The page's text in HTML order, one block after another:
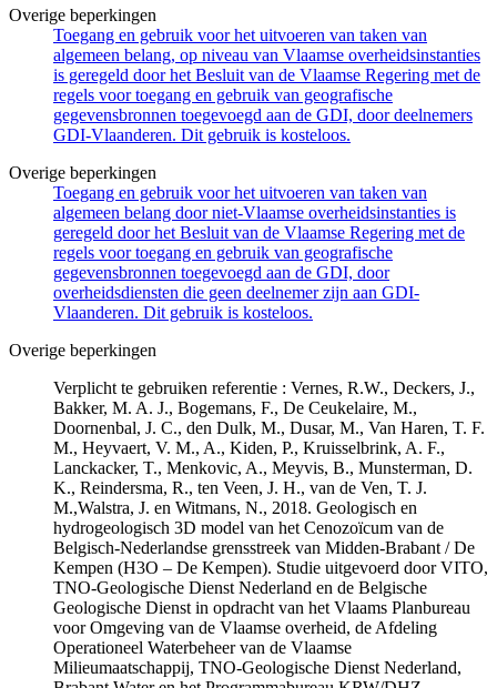
Overige beperkingen
Toegang en gebruik voor het uitvoeren van taken van
algemeen belang, op niveau van Vlaamse overheidsinstanties
is geregeld door het Besluit van de Vlaamse Regering met de
regels voor toegang en gebruik van geografische
gegevensbronnen toegevoegd aan de GDI, door deelnemers
GDI-Vlaanderen. Dit gebruik is kosteloos.
Overige beperkingen
Toegang en gebruik voor het uitvoeren van taken van
algemeen belang door niet-Vlaamse overheidsinstanties is
geregeld door het Besluit van de Vlaamse Regering met de
regels voor toegang en gebruik van geografische
gegevensbronnen toegevoegd aan de GDI, door
overheidsdiensten die geen deelnemer zijn aan GDI-
Vlaanderen. Dit gebruik is kosteloos.
Overige beperkingen
Verplicht te gebruiken referentie : Vernes, R.W., Deckers, J.,
Bakker, M. A. J., Bogemans, F., De Ceukelaire, M.,
Doornenbal, J. C., den Dulk, M., Dusar, M., Van Haren, T. F.
M., Heyvaert, V. M., A., Kiden, P., Kruisselbrink, A. F.,
Lanckacker, T., Menkovic, A., Meyvis, B., Munsterman, D.
K., Reindersma, R., ten Veen, J. H., van de Ven, T. J.
M.,Walstra, J. en Witmans, N., 2018. Geologisch en
hydrogeologisch 3D model van het Cenozoïcum van de
Belgisch-Nederlandse grensstreek van Midden-Brabant / De
Kempen (H3O – De Kempen). Studie uitgevoerd door VITO,
TNO-Geologische Dienst Nederland en de Belgische
Geologische Dienst in opdracht van het Vlaams Planbureau
voor Omgeving van de Vlaamse overheid, de Afdeling
Operationeel Waterbeheer van de Vlaamse
Milieumaatschappij, TNO-Geologische Dienst Nederland,